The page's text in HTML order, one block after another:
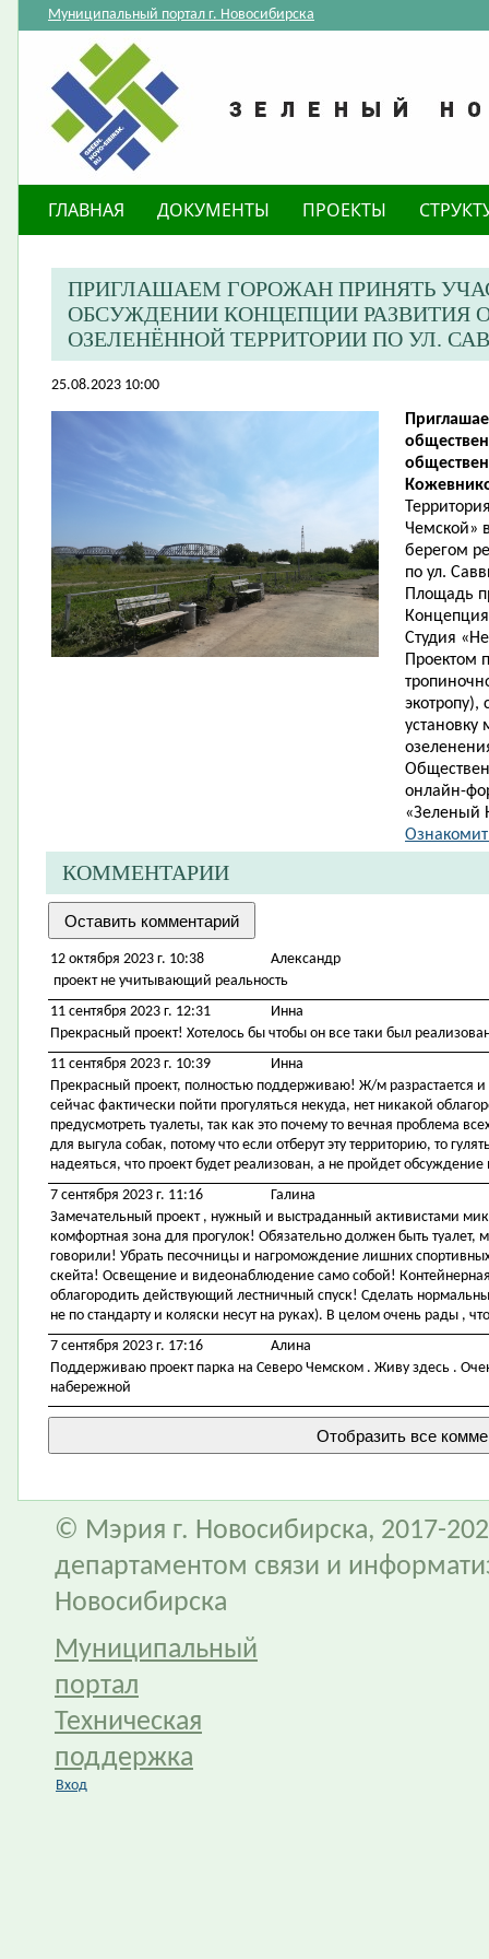
Муниципальный портал г. Новосибирска
ГЛАВНАЯ ДОКУМЕНТЫ ПРОЕКТЫ
ПРИГЛАШАЕМ ГОРОЖАН ПРИНЯТЬ
ОБСУЖДЕНИИ КОНЦЕПЦИИ РАЗВИТИЯ
ОЗЕЛЕНЁННОЙ ТЕРРИТОРИИ ПО УЛ.
25.08.2023 10:00
Чемской»
берегом
по ул.
Площадь
Студия
Проектом
экотропу),
онлайн-
«Зеленый
КОММЕНТАРИИ
12 октября 2023 г. 10:38
Александр
проект не учитывающий реальность
11 сентября 2023 г. 12:31
Инна
Прекрасный проект! Хотелось бы чтобы он все таки был
11 сентября 2023 г. 10:39
Инна
Прекрасный проект, полностью поддерживаю! Ж/м разрастается и
сейчас фактически пойти прогуляться некуда, нет никакой
предусмотреть туалеты, так как это почему то вечная проблема
для выгула собак, потому что если отберут эту территорию, то
надеяться, что проект будет реализован, а не пройдет
7 сентября 2023 г. 11:16
Галина
Замечательный проект , нужный и выстраданный активистами
комфортная зона для прогулок! Обязательно должен быть туалет,
говорили! Убрать песочницы и нагромождение лишних
скейта! Освещение и видеонаблюдение само собой!
облагородить действующий лестничный спуск! Сделать
не по стандарту и коляски несут на руках). В целом очень рады ,
7 сентября 2023 г. 17:16
Алина
Поддерживаю проект парка на Северо Чемском . Живу здесь .
набережной
© Мэрия г. Новосибирска, 2017-
департаментом связи и
Новосибирска
Муниципальный
портал
Техническая
поддержка
Вход